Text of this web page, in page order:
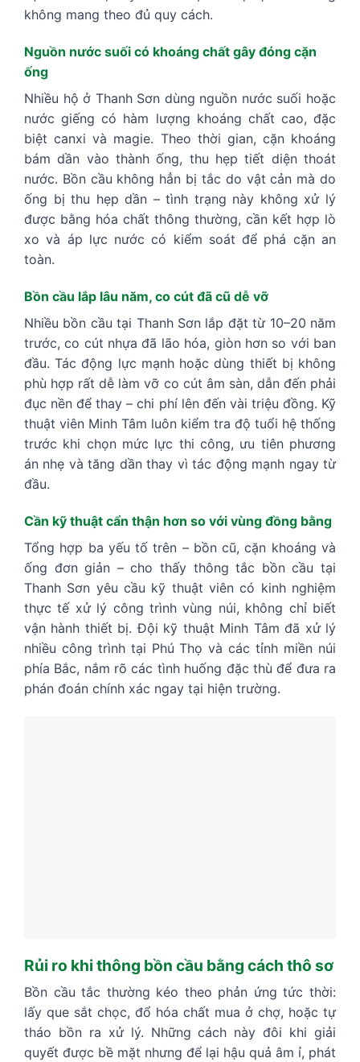
không mang theo đủ quy cách.
Nguồn nước suối có khoáng chất gây đóng cặn
ống
Nhiều hộ ở Thanh Sơn dùng nguồn nước suối hoặc
nước giếng có hàm lượng khoáng chất cao, đặc
biệt canxi và magie. Theo thời gian, cặn khoáng
bám dần vào thành ống, thu hẹp tiết diện thoát
nước. Bồn cầu không hẳn bị tắc do vật cản mà do
ống bị thu hẹp dần – tình trạng này không xử lý
được bằng hóa chất thông thường, cần kết hợp lò
xo và áp lực nước có kiểm soát để phá cặn an
toàn.
Bồn cầu lắp lâu năm, co cút đã cũ dễ vỡ
Nhiều bồn cầu tại Thanh Sơn lắp đặt từ 10–20 năm
trước, co cút nhựa đã lão hóa, giòn hơn so với ban
đầu. Tác động lực mạnh hoặc dùng thiết bị không
phù hợp rất dễ làm vỡ co cút âm sàn, dẫn đến phải
đục nền để thay – chi phí lên đến vài triệu đồng. Kỹ
thuật viên Minh Tâm luôn kiểm tra độ tuổi hệ thống
trước khi chọn mức lực thi công, ưu tiên phương
án nhẹ và tăng dần thay vì tác động mạnh ngay từ
đầu.
Cần kỹ thuật cẩn thận hơn so với vùng đồng bằng
Tổng hợp ba yếu tố trên – bồn cũ, cặn khoáng và
ống đơn giản – cho thấy thông tắc bồn cầu tại
Thanh Sơn yêu cầu kỹ thuật viên có kinh nghiệm
thực tế xử lý công trình vùng núi, không chỉ biết
vận hành thiết bị. Đội kỹ thuật Minh Tâm đã xử lý
nhiều công trình tại Phú Thọ và các tỉnh miền núi
phía Bắc, nắm rõ các tình huống đặc thù để đưa ra
phán đoán chính xác ngay tại hiện trường.
Rủi ro khi thông bồn cầu bằng cách thô sơ
Bồn cầu tắc thường kéo theo phản ứng tức thời:
lấy que sắt chọc, đổ hóa chất mua ở chợ, hoặc tự
tháo bồn ra xử lý. Những cách này đôi khi giải
quyết được bề mặt nhưng để lại hậu quả âm ỉ, phát